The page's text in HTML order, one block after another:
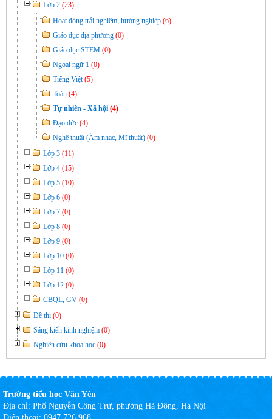
Lớp 2 (23)
Hoạt động trải nghiệm, hướng nghiệp (6)
Giáo dục địa phương (0)
Giáo dục STEM (0)
Ngoại ngữ 1 (0)
Tiếng Việt(5)
Toán (4)
Tự nhiên - Xã hội (4)
Đạo đức (4)
Nghệ thuật (Âm nhạc, Mĩ thuật) (0)
Lớp 3 (11)
Lớp 4 (15)
Lớp 5 (10)
Lớp 6 (0)
Lớp 7 (0)
Lớp 8 (0)
Lớp 9 (0)
Lớp 10 (0)
Lớp 11 (0)
Lớp 12 (0)
CBQL, GV (0)
Đề thi (0)
Sáng kiến kinh nghiệm (0)
Nghiên cứu khoa học (0)
Trường tiểu học Văn Yên
Địa chỉ: Phố Nguyễn Công Trứ, phường Hà Đông, Hà Nội